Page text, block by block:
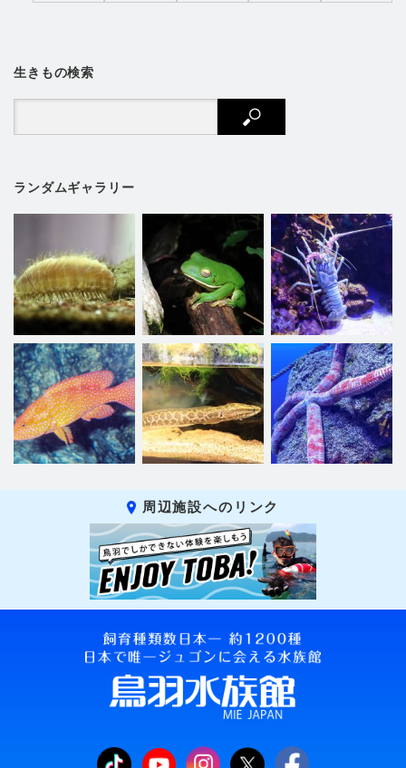
生きもの検索
ランダムギャラリー
周辺施設へのリンク